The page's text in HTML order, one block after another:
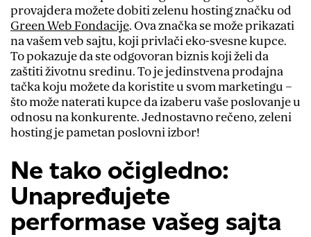
provajdera možete dobiti zelenu hosting značku od
Green Web Fondacije. Ova značka se može prikazati
na vašem veb sajtu, koji privlači eko-svesne kupce.
To pokazuje da ste odgovoran biznis koji želi da
zaštiti životnu sredinu. To je jedinstvena prodajna
tačka koju možete da koristite u svom marketingu –
što može naterati kupce da izaberu vaše poslovanje u
odnosu na konkurente. Jednostavno rečeno, zeleni
hosting je pametan poslovni izbor!
Ne tako očigledno:
Unapređujete
performase vašeg sajta